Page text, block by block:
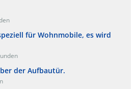
für Wohnmobile, es wird
der Aufbautür.